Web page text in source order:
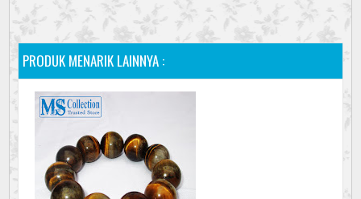
PRODUK MENARIK LAINNYA :